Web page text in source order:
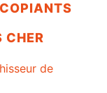
CHER